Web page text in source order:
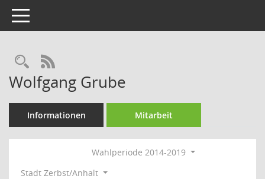
Toggle navigation
Rechercheauswahl
RSS-Feed
Wolfgang Grube
Informationen Mitarbeit
Wahlperiode 2014-2019
Stadt Zerbst/Anhalt